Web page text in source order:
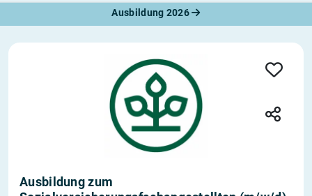
Ausbildung 2026
Ausbildung zum